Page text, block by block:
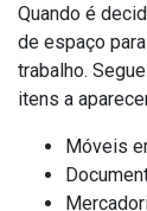
Quando é
de espaço
trabalho.
itens a
Móveis